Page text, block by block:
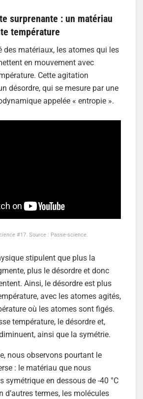
surprenante : un matériau
température
des matériaux, les atomes qui les
en mouvement avec
Cette agitation
désordre, qui se mesure par une
appelée « entropie ».
#17. Source : Passe-science.
stipulent que plus la
plus le désordre et donc
Ainsi, le désordre est plus
avec les atomes agités,
où les atomes sont figés.
température, le désordre et,
ainsi que la symétrie.
nous observons pourtant le
: le matériau que nous
symétrique en dessous de -40 °C
d’autres termes, les molécules